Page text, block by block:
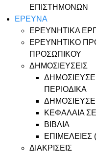
ΕΠΙΣΤΗΜΟΝΩΝ
ΕΡΕΥΝΑ
ΕΡΕΥΝΗΤΙΚΑ
ΕΡΕΥΝΗΤΙΚΟ
ΠΡΟΣΩΠΙΚΟΥ
ΔΗΜΟΣΙΕΥΣΕΙΣ
ΠΕΡΙΟΔΙΚΑ
ΚΕΦΑΛΑΙΑ
ΒΙΒΛΙΑ
ΕΠΙΜΕΛΕΙΕΣ
ΔΙΑΚΡΙΣΕΙΣ